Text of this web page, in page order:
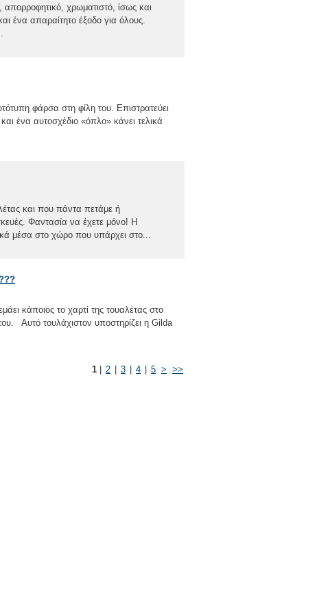
χρωματιστό, ίσως και
ένα απαραίτητο έξοδο για όλους.
φάρσα στη φίλη του. Επιστρατεύει
ένα αυτοσχέδιο «όπλο» κάνει τελικά
και που πάντα πετάμε ή
Φαντασία να έχετε μόνο! Η
μέσα στο χώρο που υπάρχει στο...
κάποιος το χαρτί της τουαλέτας στο
Αυτό τουλάχιστον υποστηρίζει η Gilda
1 2 3 4 5 > >>